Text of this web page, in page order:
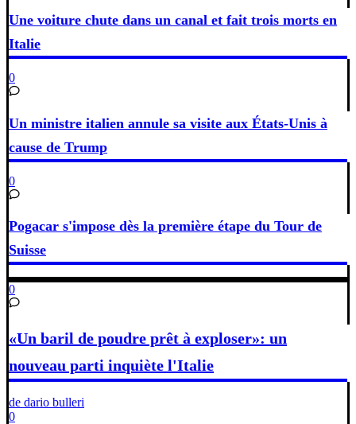
Une voiture chute dans un canal et fait trois morts en
Italie
0
Un ministre italien annule sa visite aux États-Unis à
cause de Trump
0
Pogacar s'impose dès la première étape du Tour de
Suisse
0
«Un baril de poudre prêt à exploser»: un
nouveau parti inquiète l'Italie
de dario bulleri
0